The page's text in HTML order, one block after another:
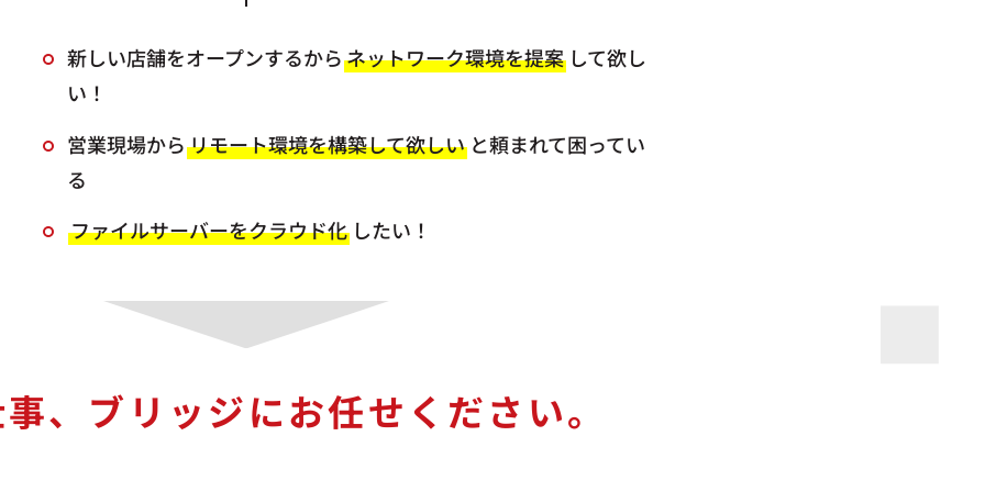
新しい店舗をオープンするから ネットワーク環境を提案 して欲し
い！
営業現場から リモート環境を構築して欲しい と頼まれて困ってい
る
ファイルサーバーをクラウド化 したい！
、ブリッジに お任せください。